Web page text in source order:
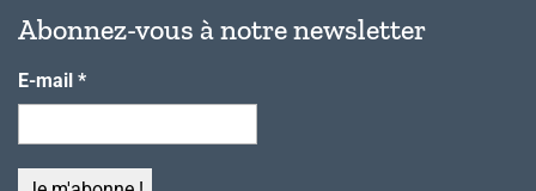
Abonnez-vous à notre newsletter
E-mail *